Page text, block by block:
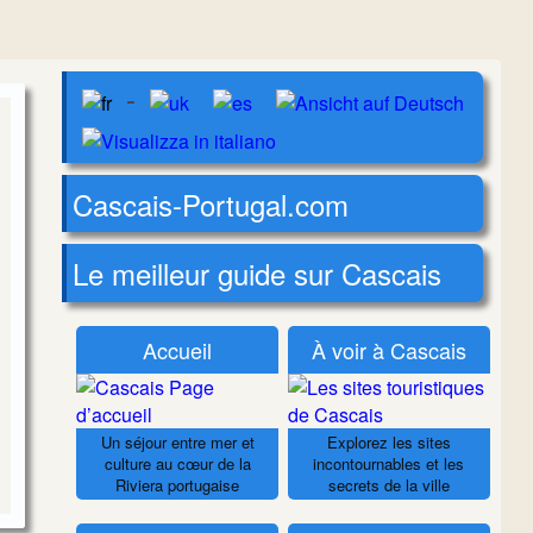
-
Cascais-Portugal.com
Le meilleur guide sur Cascais
Accueil
Un séjour entre mer et
culture au cœur de la
Riviera portugaise
À voir à Cascais
Explorez les sites
incontournables et les
secrets de la ville